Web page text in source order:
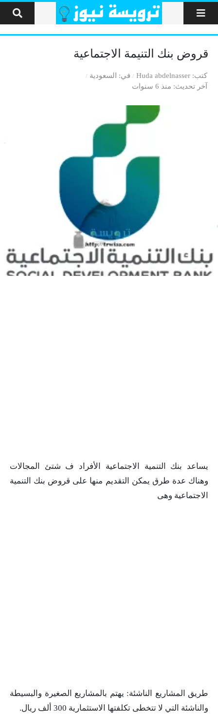
التخطي إلى المحتوى
قروض بنك التنيمة الاجتماعية
كتب Huda abdelnasser في السعودية
آخر تحديث منذ 6 سنوات
يساعد بنك التنمية الاجتماعية الأفراد ف شتئ المجالات
وهناك عدة طرق يمكن التقديم منها على قروض بنك التنمية
الاجتماعية وهى
طريق المشاريع الناشئة: يهتم بالمشاريع الصغيرة والبسيطة
والناشئة التي لا تتخطى تكلفتها الاستثمارية 300 ألف ريال.